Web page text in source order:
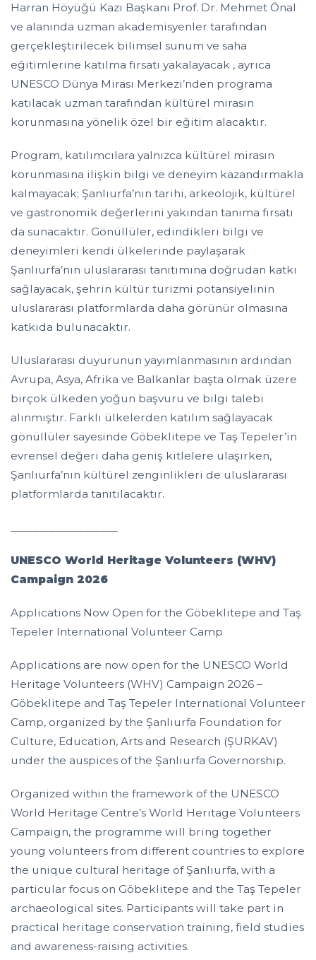
Harran Höyüğü Kazı Başkanı Prof. Dr. Mehmet Önal
ve alanında uzman akademisyenler tarafından
gerçekleştirilecek bilimsel sunum ve saha
eğitimlerine katılma fırsatı yakalayacak , ayrıca
UNESCO Dünya Mirası Merkezi’nden programa
katılacak uzman tarafından kültürel mirasın
korunmasına yönelik özel bir eğitim alacaktır.
Program, katılımcılara yalnızca kültürel mirasın
korunmasına ilişkin bilgi ve deneyim kazandırmakla
kalmayacak; Şanlıurfa’nın tarihi, arkeolojik, kültürel
ve gastronomik değerlerini yakından tanıma fırsatı
da sunacaktır. Gönüllüler, edindikleri bilgi ve
deneyimleri kendi ülkelerinde paylaşarak
Şanlıurfa’nın uluslararası tanıtımına doğrudan katkı
sağlayacak, şehrin kültür turizmi potansiyelinin
uluslararası platformlarda daha görünür olmasına
katkıda bulunacaktır.
Uluslararası duyurunun yayımlanmasının ardından
Avrupa, Asya, Afrika ve Balkanlar başta olmak üzere
birçok ülkeden yoğun başvuru ve bilgi talebi
alınmıştır. Farklı ülkelerden katılım sağlayacak
gönüllüler sayesinde Göbeklitepe ve Taş Tepeler’in
evrensel değeri daha geniş kitlelere ulaşırken,
Şanlıurfa’nın kültürel zenginlikleri de uluslararası
platformlarda tanıtılacaktır.
UNESCO World Heritage Volunteers (WHV)
Campaign 2026
Applications Now Open for the Göbeklitepe and Taş
Tepeler International Volunteer Camp
Applications are now open for the UNESCO World
Heritage Volunteers (WHV) Campaign 2026 –
Göbeklitepe and Taş Tepeler International Volunteer
Camp, organized by the Şanlıurfa Foundation for
Culture, Education, Arts and Research (ŞURKAV)
under the auspices of the Şanlıurfa Governorship.
Organized within the framework of the UNESCO
World Heritage Centre’s World Heritage Volunteers
Campaign, the programme will bring together
young volunteers from different countries to explore
the unique cultural heritage of Şanlıurfa, with a
particular focus on Göbeklitepe and the Taş Tepeler
archaeological sites. Participants will take part in
practical heritage conservation training, field studies
and awareness-raising activities.